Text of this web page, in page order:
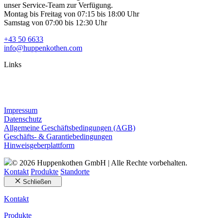
unser Service-Team zur Verfügung.
Montag bis Freitag von 07:15 bis 18:00 Uhr
Samstag von 07:00 bis 12:30 Uhr
+43 50 6633
info@huppenkothen.com
Links
Impressum
Datenschutz
Allgemeine Geschäftsbedingungen (AGB)
Geschäfts- & Garantiebedingungen
Hinweisgeberplattform
© 2026 Huppenkothen GmbH | Alle Rechte vorbehalten.
Kontakt Produkte Standorte
Schließen
Kontakt
Produkte